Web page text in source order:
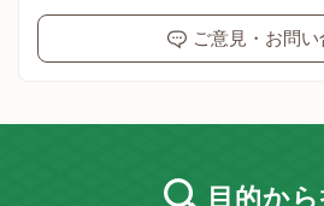
ご意見・お問い
目的か